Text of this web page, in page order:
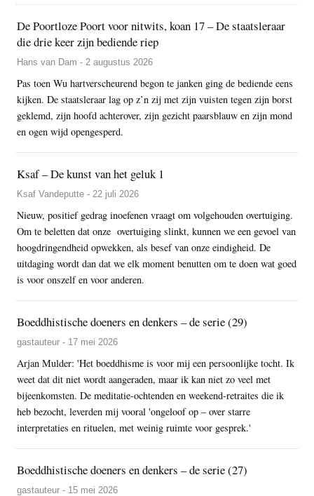
De Poortloze Poort voor nitwits, koan 17 – De staatsleraar
die drie keer zijn bediende riep
Hans van Dam - 2 augustus 2026
Pas toen Wu hartverscheurend begon te janken ging de bediende eens
kijken. De staatsleraar lag op z’n zij met zijn vuisten tegen zijn borst
geklemd, zijn hoofd achterover, zijn gezicht paarsblauw en zijn mond
en ogen wijd opengesperd.
Ksaf – De kunst van het geluk 1
Ksaf Vandeputte - 22 juli 2026
Nieuw, positief gedrag inoefenen vraagt om volgehouden overtuiging.
Om te beletten dat onze overtuiging slinkt, kunnen we een gevoel van
hoogdringendheid opwekken, als besef van onze eindigheid. De
uitdaging wordt dan dat we elk moment benutten om te doen wat goed
is voor onszelf en voor anderen.
Boeddhistische doeners en denkers – de serie (29)
gastauteur - 17 mei 2026
Arjan Mulder: 'Het boeddhisme is voor mij een persoonlijke tocht. Ik
weet dat dit niet wordt aangeraden, maar ik kan niet zo veel met
bijeenkomsten. De meditatie-ochtenden en weekend-retraites die ik
heb bezocht, leverden mij vooral 'ongeloof op – over starre
interpretaties en rituelen, met weinig ruimte voor gesprek.'
Boeddhistische doeners en denkers – de serie (27)
gastauteur - 15 mei 2026